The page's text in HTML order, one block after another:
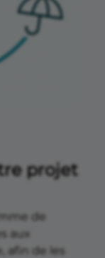
projet
de
aux
afin de les